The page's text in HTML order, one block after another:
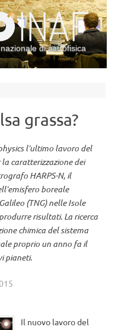
di astrofisica
grassa?
l’ultimo lavoro del
caratterizzazione dei
HARPS-N, il
boreale
(TNG) nelle Isole
risultati. La ricerca
chimica del sistema
proprio un anno fa il
pianeti.
Il nuovo lavoro del